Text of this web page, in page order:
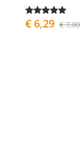
€ 6,29 € 7,90